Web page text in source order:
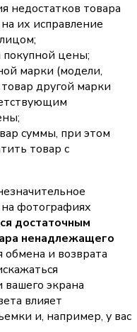
недостатков товара
их исправление
цены;
марки (модели,
другой марки
суммы, при этом
товар с
фотографиях
достаточным
ненадлежащего
обмена и возврата
экрана
влияет
и, например, у вас